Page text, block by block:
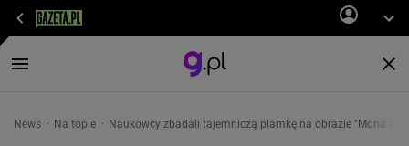
News Na topie Naukowcy zbadali tajemniczą plamkę na obrazie "Mona